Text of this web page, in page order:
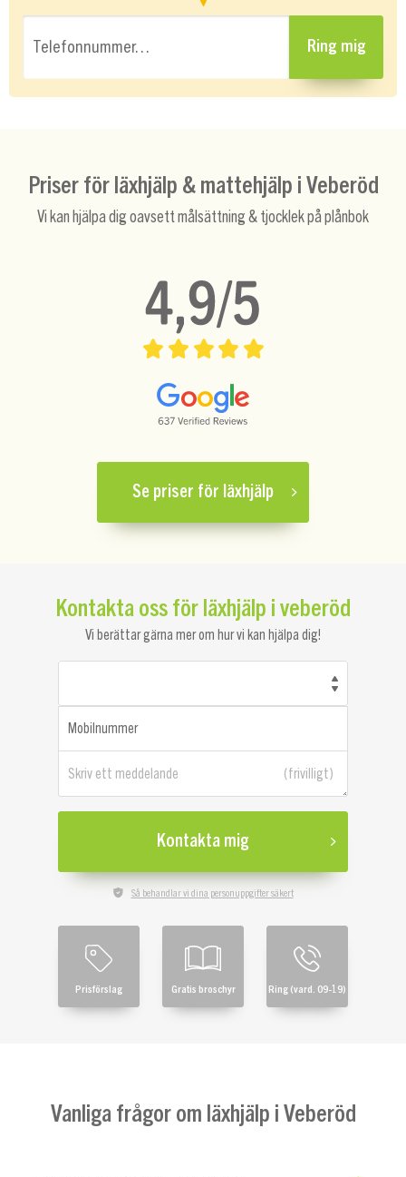
Telefonnummer… Ring mig
Priser för läxhjälp & mattehjälp i Veberöd
Vi kan hjälpa dig oavsett målsättning & tjocklek på plånbok
Se priser för läxhjälp
Kontakta oss för läxhjälp i veberöd
Vi berättar gärna mer om hur vi kan hjälpa dig!
Mobilnummer
Skriv ett meddelande
Kontakta mig
Så behandlar vi dina personuppgifter säkert
Prisförslag Gratis broschyr Ring (vard. 09-19)
Vanliga frågor om läxhjälp i Veberöd